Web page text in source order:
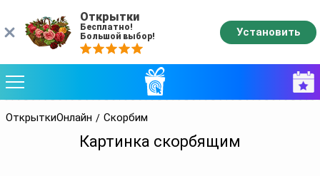
ОткрыткиОнлайн Скорбим
Картинка скорбящим
Открытки
Бесплатно!
Большой выбор!
Установить